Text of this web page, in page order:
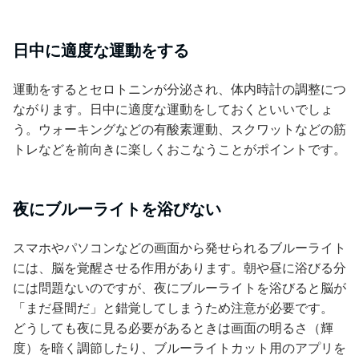
日中に適度な運動をする
運動をするとセロトニンが分泌され、体内時計の調整につ
ながります。日中に適度な運動をしておくといいでしょ
う。ウォーキングなどの有酸素運動、スクワットなどの筋
トレなどを前向きに楽しくおこなうことがポイントです。
夜にブルーライトを浴びない
スマホやパソコンなどの画面から発せられるブルーライト
には、脳を覚醒させる作用があります。朝や昼に浴びる分
には問題ないのですが、夜にブルーライトを浴びると脳が
「まだ昼間だ」と錯覚してしまうため注意が必要です。
どうしても夜に見る必要があるときは画面の明るさ（輝
度）を暗く調節したり、ブルーライトカット用のアプリを